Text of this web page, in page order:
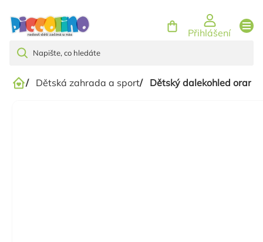
Přihlášení
Domů
/ Dětská zahrada a sport/ Dětský dalekohled